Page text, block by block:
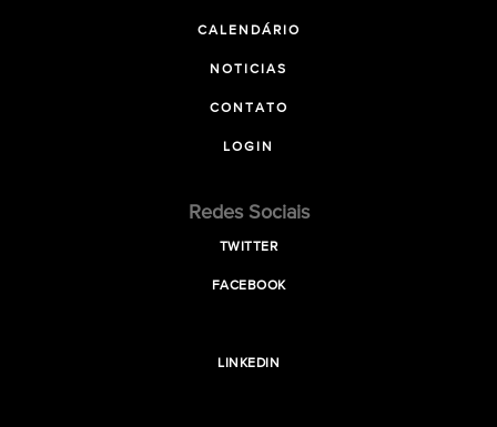
CALENDÁRIO
NOTICIAS
CONTATO
LOGIN
Redes Sociais
TWITTER
FACEBOOK
LINKEDIN